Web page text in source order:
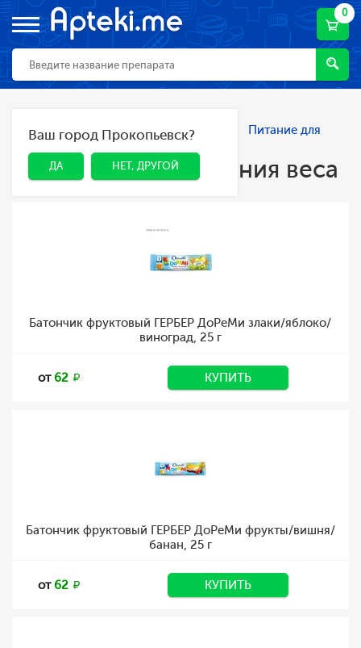
0
ДА НЕТ, ДРУГОЙ
Ваш город Прокопьевск?
ДА НЕТ, ДРУГОЙ
Главная Каталог Спорт и фитнес
Питание для
снижения веса
Питание для снижения веса
Батончик фруктовый ГЕРБЕР ДоРеМи злаки/яблоко/
виноград, 25 г
от62 КУПИТЬ
Батончик фруктовый ГЕРБЕР ДоРеМи фрукты/вишня/
банан, 25 г
от62 КУПИТЬ